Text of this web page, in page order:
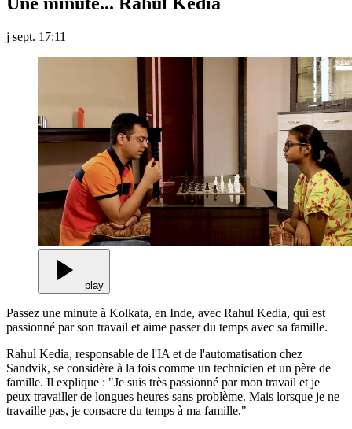
j sept. 17:11
play
Passez une minute à Kolkata, en Inde, avec Rahul Kedia, qui est
passionné par son travail et aime passer du temps avec sa famille.
Rahul Kedia, responsable de l'IA et de l'automatisation chez
Sandvik, se considère à la fois comme un technicien et un père de
famille. Il explique : "Je suis très passionné par mon travail et je
peux travailler de longues heures sans problème. Mais lorsque je ne
travaille pas, je consacre du temps à ma famille."